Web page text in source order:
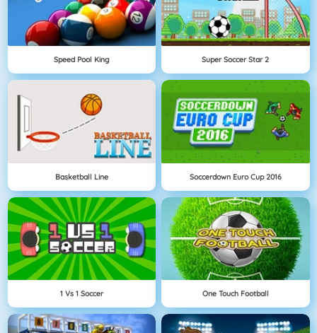
Speed Pool King Super Soccer Star 2
Basketball Line Soccerdown Euro Cup 2016
1 Vs 1 Soccer One Touch Football